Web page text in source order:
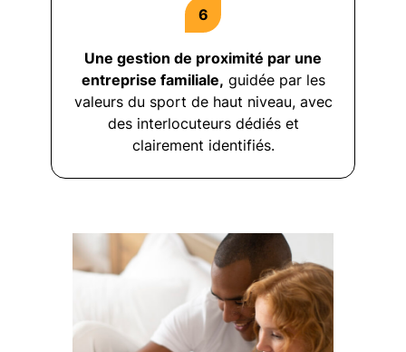
Une gestion de proximité par une
entreprise familiale, guidée par les
valeurs du sport de haut niveau, avec
des interlocuteurs dédiés et
clairement identifiés.